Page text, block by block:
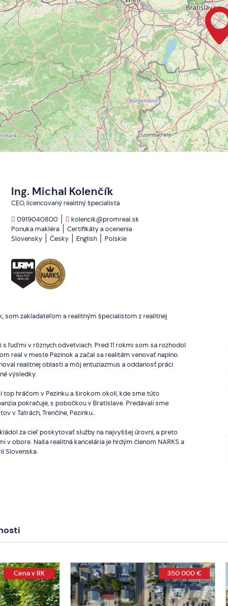
Ing. Michal Kolenčík
CEO, licencovaný realitný špecialista
0919040800
kolencik@promreal.sk
Ponuka makléra
Certifikáty a ocenenia
Slovensky
Česky English Polskie
som zakladateľom a realitným špecialistom z realitnej
s ľuďmi v rôznych odvetviach. Pred 11 rokmi som sa rozhodol
real v meste Pezinok a začal sa realitám venovať naplno.
realitnej oblasti a môj entuziazmus a oddanosť práci
výsledky.
top hráčom v Pezinku a širokom okolí, kde sme túto
pokračuje, s pobočkou v Bratislave. Predávali sme
v Tatrách, Trenčíne, Pezinku..
za cieľ poskytovať služby na najvyššej úrovni, a preto
v obore. Naša realitná kancelária je hrdým členom NARKS a
Slovenska.
350 000 € 450 000 €